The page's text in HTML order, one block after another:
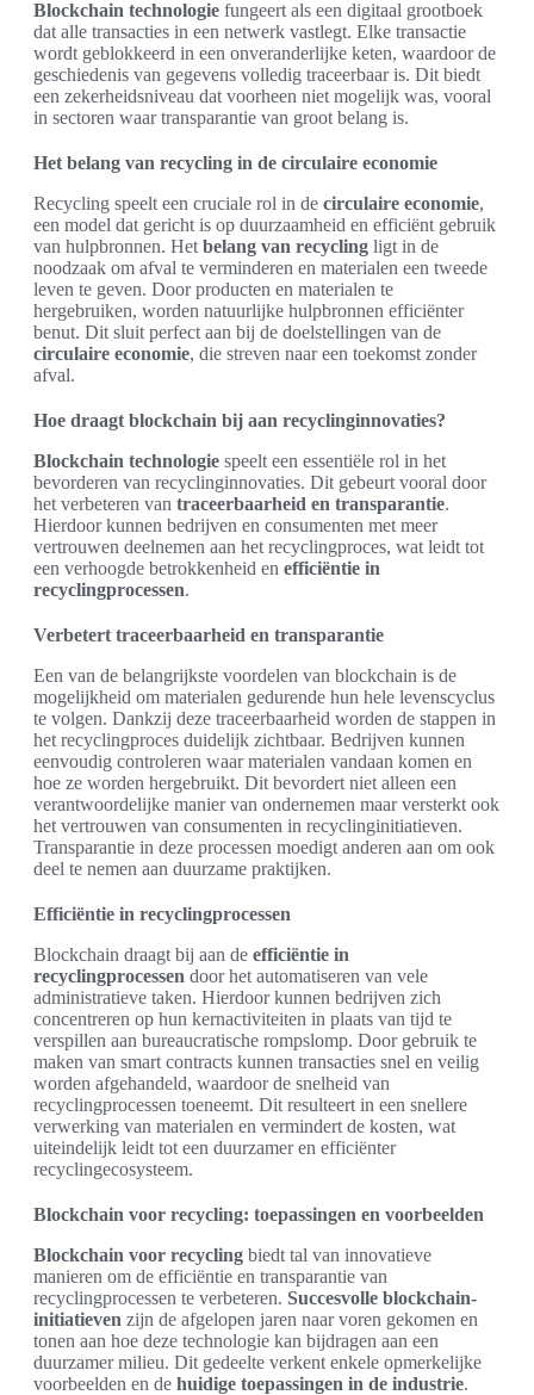
Blockchain technologie fungeert als een digitaal grootboek
dat alle transacties in een netwerk vastlegt. Elke transactie
wordt geblokkeerd in een onveranderlijke keten, waardoor de
geschiedenis van gegevens volledig traceerbaar is. Dit biedt
een zekerheidsniveau dat voorheen niet mogelijk was, vooral
in sectoren waar transparantie van groot belang is.
Het belang van recycling in de circulaire economie
Recycling speelt een cruciale rol in de circulaire economie,
een model dat gericht is op duurzaamheid en efficiënt gebruik
van hulpbronnen. Het belang van recycling ligt in de
noodzaak om afval te verminderen en materialen een tweede
leven te geven. Door producten en materialen te
hergebruiken, worden natuurlijke hulpbronnen efficiënter
benut. Dit sluit perfect aan bij de doelstellingen van de
circulaire economie, die streven naar een toekomst zonder
afval.
Hoe draagt blockchain bij aan recyclinginnovaties?
Blockchain technologie speelt een essentiële rol in het
bevorderen van recyclinginnovaties. Dit gebeurt vooral door
het verbeteren van traceerbaarheid en transparantie.
Hierdoor kunnen bedrijven en consumenten met meer
vertrouwen deelnemen aan het recyclingproces, wat leidt tot
een verhoogde betrokkenheid en efficiëntie in
recyclingprocessen.
Verbetert traceerbaarheid en transparantie
Een van de belangrijkste voordelen van blockchain is de
mogelijkheid om materialen gedurende hun hele levenscyclus
te volgen. Dankzij deze traceerbaarheid worden de stappen in
het recyclingproces duidelijk zichtbaar. Bedrijven kunnen
eenvoudig controleren waar materialen vandaan komen en
hoe ze worden hergebruikt. Dit bevordert niet alleen een
verantwoordelijke manier van ondernemen maar versterkt ook
het vertrouwen van consumenten in recyclinginitiatieven.
Transparantie in deze processen moedigt anderen aan om ook
deel te nemen aan duurzame praktijken.
Efficiëntie in recyclingprocessen
Blockchain draagt bij aan de efficiëntie in
recyclingprocessen door het automatiseren van vele
administratieve taken. Hierdoor kunnen bedrijven zich
concentreren op hun kernactiviteiten in plaats van tijd te
verspillen aan bureaucratische rompslomp. Door gebruik te
maken van smart contracts kunnen transacties snel en veilig
worden afgehandeld, waardoor de snelheid van
recyclingprocessen toeneemt. Dit resulteert in een snellere
verwerking van materialen en vermindert de kosten, wat
uiteindelijk leidt tot een duurzamer en efficiënter
recyclingecosysteem.
Blockchain voor recycling: toepassingen en voorbeelden
Blockchain voor recycling biedt tal van innovatieve
manieren om de efficiëntie en transparantie van
recyclingprocessen te verbeteren. Succesvolle blockchain-
initiatieven zijn de afgelopen jaren naar voren gekomen en
tonen aan hoe deze technologie kan bijdragen aan een
duurzamer milieu. Dit gedeelte verkent enkele opmerkelijke
voorbeelden en de huidige toepassingen in de industrie.